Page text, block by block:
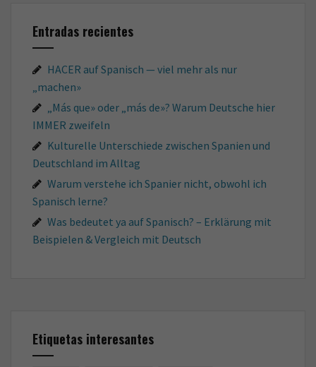
Entradas recientes
HACER auf Spanisch — viel mehr als nur
„machen»
„Más que» oder „más de»? Warum Deutsche hier
IMMER zweifeln
Kulturelle Unterschiede zwischen Spanien und
Deutschland im Alltag
Warum verstehe ich Spanier nicht, obwohl ich
Spanisch lerne?
Was bedeutet ya auf Spanisch? – Erklärung mit
Beispielen & Vergleich mit Deutsch
Etiquetas interesantes